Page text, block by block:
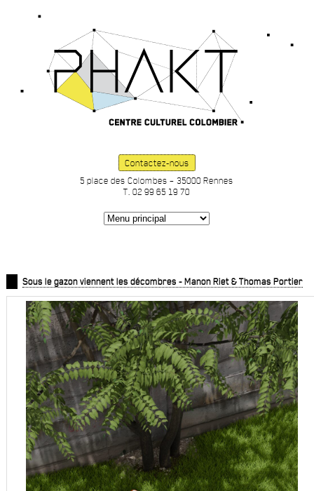
Contactez-nous
5 place des Colombes – 35000 Rennes
T. 02 99 65 19 70
Sous le gazon viennent les décombres - Manon Riet & Thomas Portier